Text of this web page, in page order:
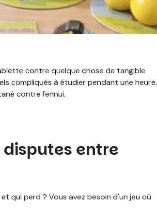
contre quelque chose de tangible
compliqués à étudier pendant une heure.
contre l'ennui.
disputes entre
qui perd ? Vous avez besoin d'un jeu où